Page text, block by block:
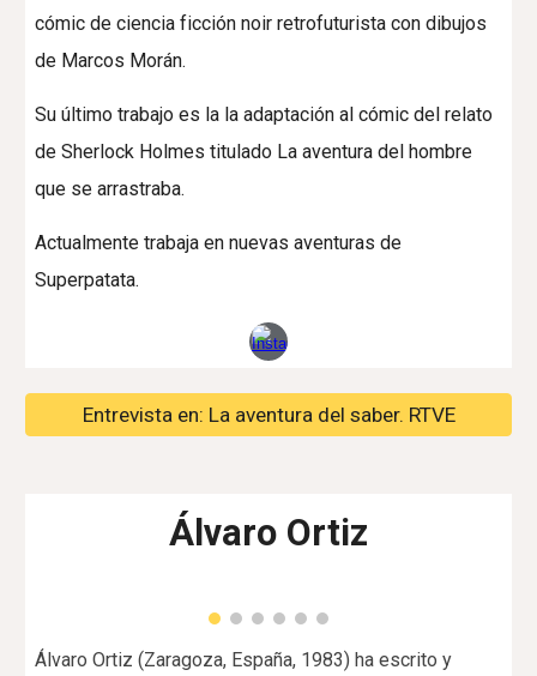
cómic de ciencia ficción noir retrofuturista con dibujos
de Marcos Morán.
Su último trabajo es la la adaptación al cómic del relato
de Sherlock Holmes titulado La aventura del hombre
que se arrastraba.
Actualmente trabaja en nuevas aventuras de
Superpatata.
Entrevista en: La aventura del saber. RTVE
Álvaro Ortiz
Álvaro Ortiz (Zaragoza, España, 1983) ha escrito y